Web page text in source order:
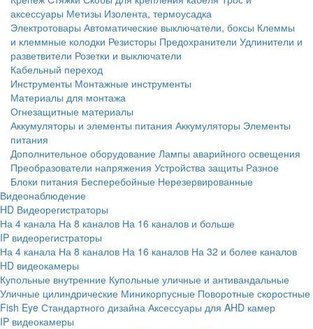
аксессуары Метизы Изолента, термоусадка
Электротовары Автоматические выключатели, боксы Клеммы
и клеммные колодки Резисторы Предохранители Удлинители и
разветвители Розетки и выключатели
Кабельный переход
Инструменты Монтажные инструменты
Материалы для монтажа
Огнезащитные материалы
Аккумуляторы и элементы питания Аккумуляторы Элементы
питания
Дополнительное оборудование Лампы аварийного освещения
Преобразователи напряжения Устройства защиты Разное
Блоки питания Бесперебойные Нерезервированные
Видеонаблюдение
HD Видеорегистраторы
На 4 канала На 8 каналов На 16 каналов и больше
IP видеорегистраторы
На 4 канала На 8 каналов На 16 каналов На 32 и более каналов
HD видеокамеры
Купольные внутренние Купольные уличные и антивандальные
Уличные цилиндрические Миникорпусные Поворотные скоростные
Fish Eye Стандартного дизайна Аксессуары для AHD камер
IP видеокамеры